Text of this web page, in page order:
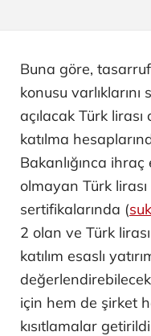
Buna göre,
konusu varlıklarını
açılacak Türk
katılma
Bakanlığınca
olmayan Türk
sertifikalarında (
2 olan ve Türk
katılım esaslı
için hem de şirket
kısıtlamalar